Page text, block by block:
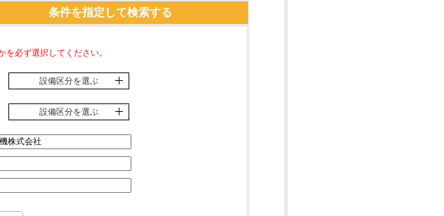
条件を指定して検索する
必ず選択してください。
設備区分を選ぶ
設備区分を選ぶ